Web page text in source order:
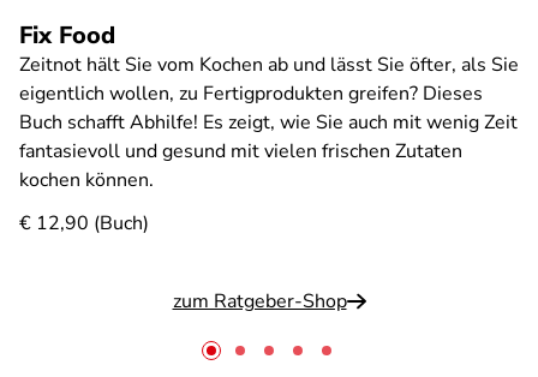
Fix Food
Zeitnot hält Sie vom Kochen ab und lässt Sie öfter, als Sie
eigentlich wollen, zu Fertigprodukten greifen? Dieses
Buch schafft Abhilfe! Es zeigt, wie Sie auch mit wenig Zeit
fantasievoll und gesund mit vielen frischen Zutaten
kochen können.
€ 12,90 (Buch)
zum Ratgeber-Shop